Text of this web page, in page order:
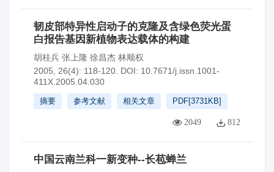
韧皮部特异性启动子的克隆及含绿色荧光蛋
白报告基因新植物表达载体的构建
胡桂兵 张上隆 徐昌杰 林顺权
2005, 26(4): 118-120. DOI: 10.7671/j.issn.1001-
411X.2005.04.030
摘要 参考文献 相关文章 PDF[3731KB]
2049 812
中国云南兰科一新变种--长苞蝉兰